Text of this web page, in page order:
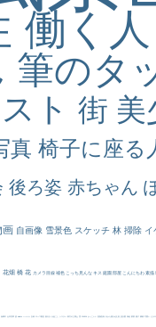
働く人
筆のタ
ト 街 美
真 椅子に座る
後ろ姿 赤ちゃん
画 自画像 雪景色 スケッチ 林 掃除 イ
花畑 橋 花 カメラ目線 補色 こっち見んな キス 庭園 部屋 こんにちわ 素描
食事中 山本芳翠 麦 alciato ハーレム 女神 ローマ教皇 奥行き 火起こし シスター 東方の三博士 114514 かっこいい 受胎告知 天から覗き込む顔 設計図 挿絵 群衆 親子 裸婦 可愛い ピサロ